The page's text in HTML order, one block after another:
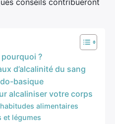
conseils contribueront
?
d’alcalinité du sang
basique
alcaliniser votre corps
alimentaires
et légumes